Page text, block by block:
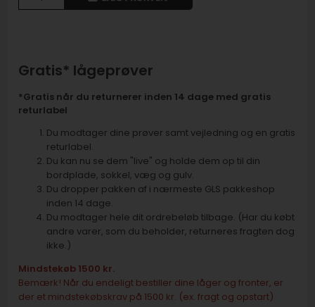
Gratis* lågeprøver
*Gratis når du returnerer inden 14 dage med gratis
returlabel
Du modtager dine prøver samt vejledning og en gratis
returlabel.
Du kan nu se dem "live" og holde dem op til din
bordplade, sokkel, væg og gulv.
Du dropper pakken af i nærmeste GLS pakkeshop
inden 14 dage.
Du modtager hele dit ordrebeløb tilbage. (Har du købt
andre varer, som du beholder, returneres fragten dog
ikke.)
Mindstekøb 1500 kr.
Bemærk! Når du endeligt bestiller dine låger og fronter, er
der et mindstekøbskrav på 1500 kr. (ex. fragt og opstart)